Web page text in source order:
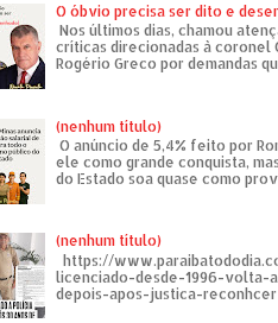
O óbvio precisa ser dito e
Nos últimos dias, chamou
críticas direcionadas à coronel
Rogério Greco por demandas
(nenhum título)
O anúncio de 5,4% feito por
ele como grande conquista,
do Estado soa quase como
(nenhum título)
https://
licenciado-desde-1996-volta-
depois-apos-justica-